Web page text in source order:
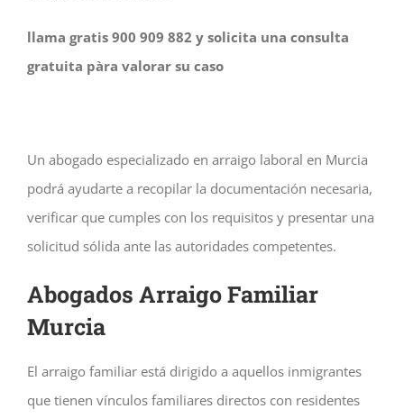
llama gratis 900 909 882 y solicita una consulta
gratuita pàra valorar su caso
Un abogado especializado en arraigo laboral en Murcia
podrá ayudarte a recopilar la documentación necesaria,
verificar que cumples con los requisitos y presentar una
solicitud sólida ante las autoridades competentes.
Abogados Arraigo Familiar
Murcia
El arraigo familiar está dirigido a aquellos inmigrantes
que tienen vínculos familiares directos con residentes